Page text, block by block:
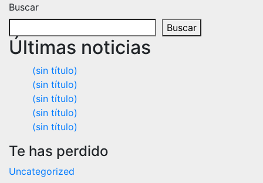
Buscar
Buscar
Últimas noticias
(sin título)
(sin título)
(sin título)
(sin título)
(sin título)
Te has perdido
Uncategorized